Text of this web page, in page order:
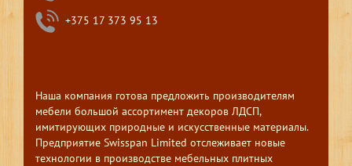
+375 17 373 95 13
Наша компания готова предложить производителям
мебели большой ассортимент декоров ЛДСП,
имитирующих природные и искусственные материалы.
Предприятие Swisspan Limited отслеживает новые
технологии в производстве мебельных плитных